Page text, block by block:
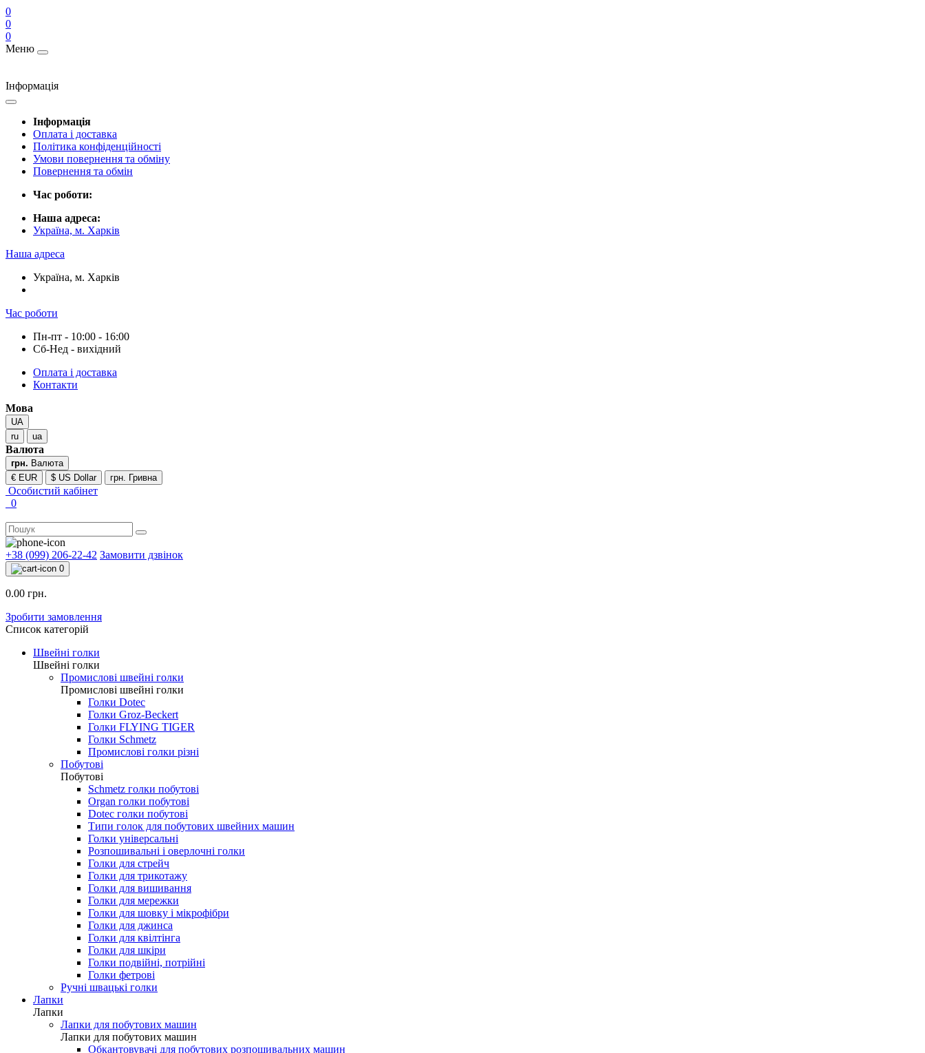
0
0
0
Меню
Інформація
Інформація
Оплата і доставка
Політика конфіденційності
Умови повернення та обміну
Повернення та обмін
Час роботи:
Наша адреса:
Україна, м. Харків
Наша адреса
Україна, м. Харків
Час роботи
Пн-пт - 10:00 - 16:00
Сб-Нед - вихідний
Оплата і доставка
Контакти
Мова
UA
ru
ua
Валюта
грн. Валюта
€ EUR
$ US Dollar грн. Гривна
Особистий кабінет
0
+38 (099) 206-22-42
0.00 грн.
Зробити замовлення
Список категорій
Швейні голки
Швейні голки
Промислові швейні голки
Промислові швейні голки
Голки Dotec
Голки Groz-Beckert
Голки FLYING TIGER
Голки Schmetz
Промислові голки різні
Побутові
Побутові
Schmetz голки побутові
Organ голки побутові
Dotec голки побутові
Типи голок для побутових швейних машин
Голки універсальні
Розпошивальні і оверлочні голки
Голки для стрейч
Голки для трикотажу
Голки для вишивання
Голки для мережки
Голки для шовку і мікрофібри
Голки для джинса
Голки для квілтінга
Голки для шкіри
Ручні швацькі голки
Лапки